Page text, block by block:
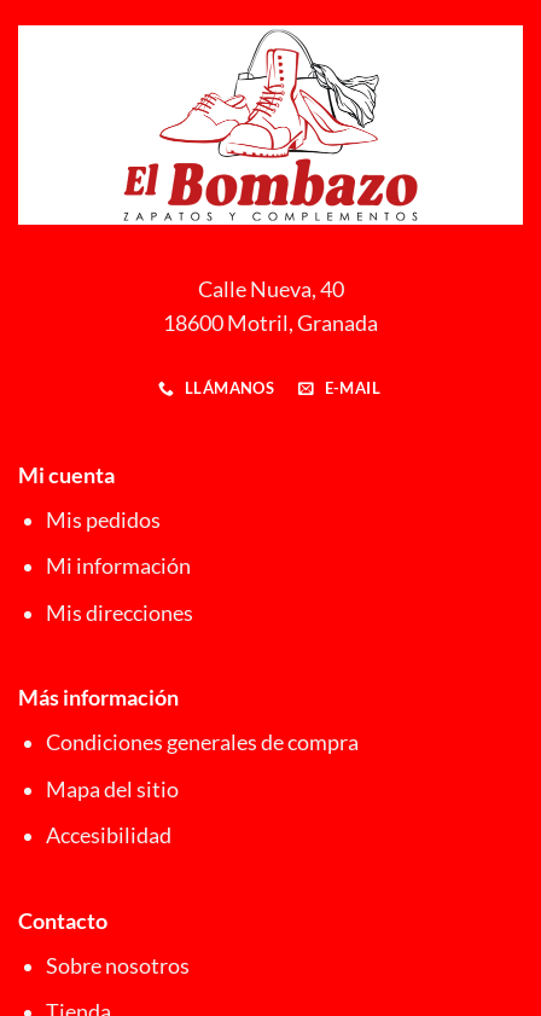
Calle Nueva, 40
18600 Motril, Granada
LLÁMANOS E-MAIL
Mi cuenta
Mis pedidos
Mi información
Mis direcciones
Más información
Condiciones generales de compra
Mapa del sitio
Accesibilidad
Contacto
Sobre nosotros